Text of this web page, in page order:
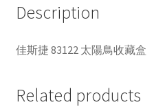
藏
quantity
Description
佳斯捷 83122 太陽鳥收藏盒
Related products